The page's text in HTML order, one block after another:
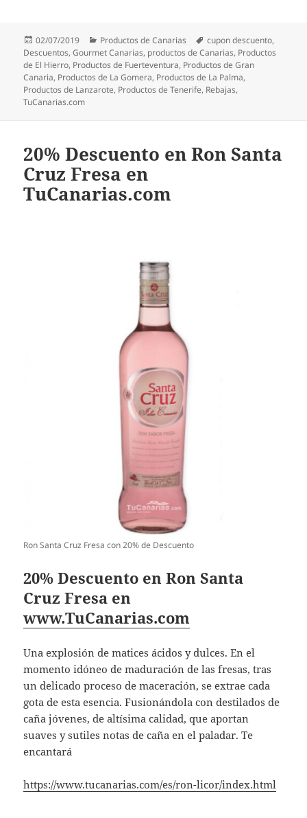
Publicado
el
02/07/2019 Categorías
Productos de Canarias Etiquetas
cupon descuento,
Descuentos,Gourmet Canarias, productos de Canarias, Productos
de El Hierro, Productos de Fuerteventura, Productos de Gran
Canaria, Productos de La Gomera, Productos de La Palma,
Productos de Lanzarote, Productos de Tenerife, Rebajas,
TuCanarias.com
20% Descuento en Ron Santa
Cruz Fresa en
TuCanarias.com
Ron Santa Cruz Fresa con 20% de Descuento
20% Descuento en Ron Santa
Cruz Fresa en
www.TuCanarias.com
Una explosión de matices ácidos y dulces. En el
momento idóneo de maduración de las fresas, tras
un delicado proceso de maceración, se extrae cada
gota de esta esencia. Fusionándola con destilados de
caña jóvenes, de altísima calidad, que aportan
suaves y sutiles notas de caña en el paladar. Te
encantará
https://www.tucanarias.com/es/ron-licor/index.html